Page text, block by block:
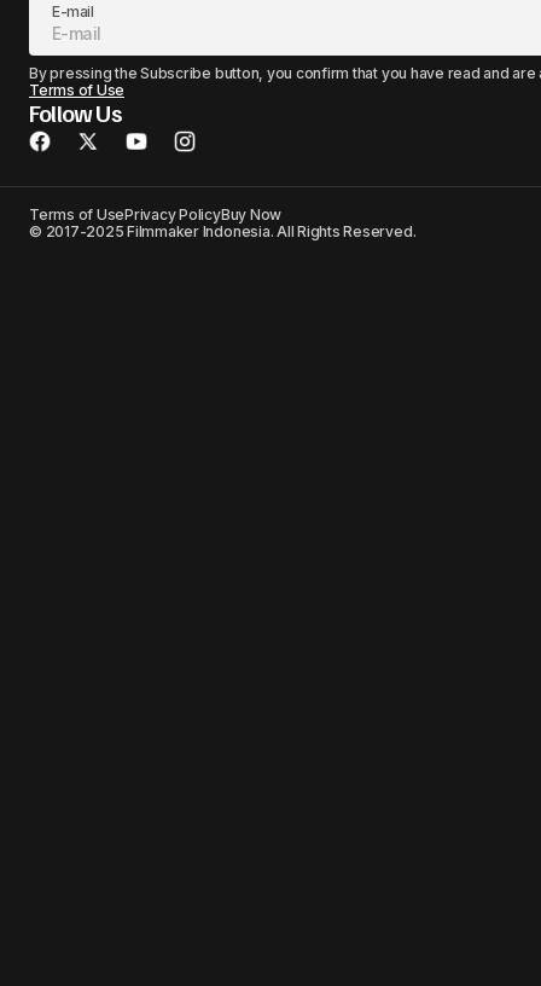
E-mail
By pressing the Subscribe button, you confirm that you have read and
Terms of Use
Follow Us
Terms of UsePrivacy PolicyBuy Now
© 2017-2025 Filmmaker Indonesia. All Rights Reserved.